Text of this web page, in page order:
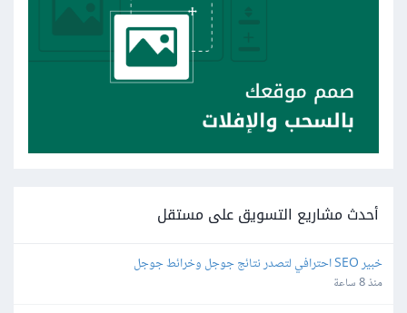
أحدث مشاريع التسويق على مستقل
خبير SEO احترافي لتصدر نتائج جوجل وخرائط جوجل
منذ 8 ساعة